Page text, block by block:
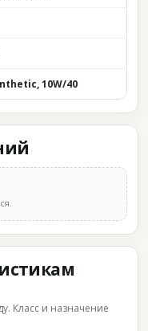
10W/40
Класс и назначение